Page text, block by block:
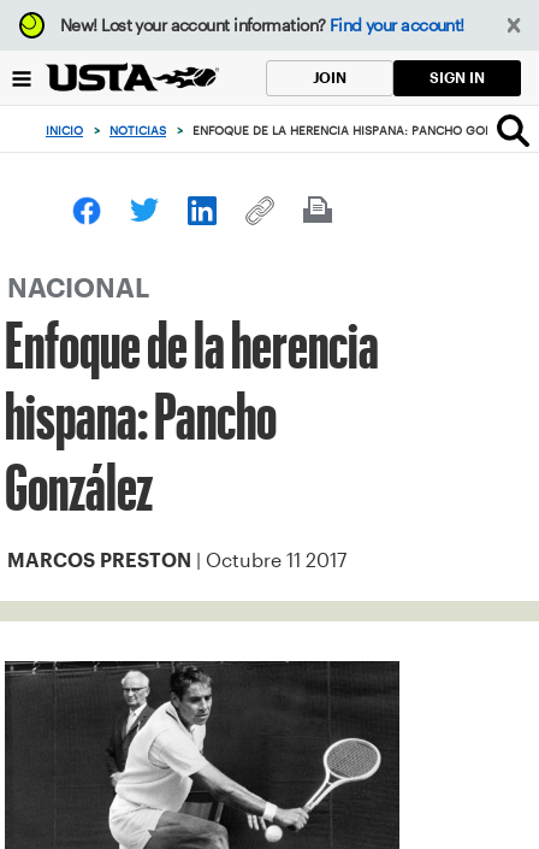
Enfoque
desde
botón
volver
principio
New!Lost your account information? Find your account!
JOIN SIGN IN
INICIO > NOTICIAS > ENFOQUE DE LA HERENCIA HISPANA: PANCHO GONZÁLEZ
NACIONAL
Enfoque de la herencia
hispana: Pancho
González
MARCOS PRESTON | Octubre 11 2017